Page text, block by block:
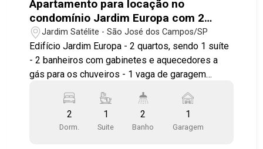
Apartamento para locação no
condomínio Jardim Europa com 2
quartos sendo 1 suíte - 63 m² - No
bairro Jardim Satélite - SJC
Jardim Satélite - São José dos Campos/SP
Edifício Jardim Europa - 2 quartos, sendo 1 suíte
- 2 banheiros com gabinetes e aquecedores a
gás para os chuveiros - 1 vaga de garagem
forno - Armários na cozinha e área de serviço -
Sacada com churrasqueira - Preparação para ar
condicionado na suíte - Janelas dos quartos com
2
Dorm.
1
Suite
2
Banho
1
Garagem